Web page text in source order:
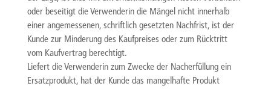
oder beseitigt die Verwenderin die Mängel nicht innerhalb
einer angemessenen, schriftlich gesetzten Nachfrist, ist der
Kunde zur Minderung des Kaufpreises oder zum Rücktritt
vom Kaufvertrag berechtigt.
Liefert die Verwenderin zum Zwecke der Nacherfüllung ein
Ersatzprodukt, hat der Kunde das mangelhafte Produkt